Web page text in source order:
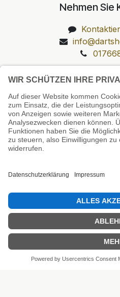
Nehmen Sie
Unsere